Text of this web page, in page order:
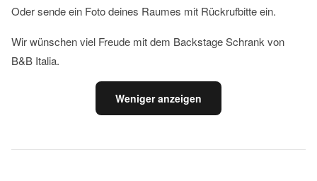
Oder sende ein Foto deines Raumes mit Rückrufbitte ein.
Wir wünschen viel Freude mit dem Backstage Schrank von
B&B Italia.
Weniger anzeigen